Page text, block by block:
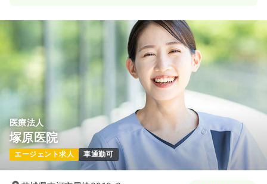
医療法人
塚原医院
エージェント求人 車通勤可